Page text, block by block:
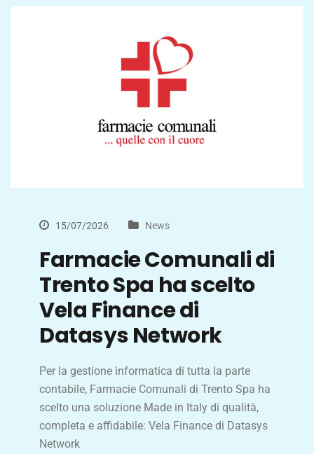
15/07/2026 News
Farmacie Comunali di
Trento Spa ha scelto
Vela Finance di
Datasys Network
Per la gestione informatica di tutta la parte
contabile, Farmacie Comunali di Trento Spa ha
scelto una soluzione Made in Italy di qualità,
completa e affidabile: Vela Finance di Datasys
Network